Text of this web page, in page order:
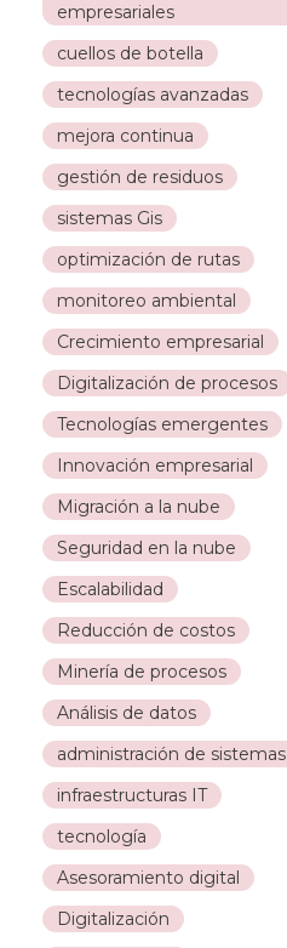
empresariales
cuellos de botella
tecnologías avanzadas
mejora continua
gestión de residuos
sistemas Gis
optimización de rutas
monitoreo ambiental
Crecimiento empresarial
Digitalización de procesos
Tecnologías emergentes
Innovación empresarial
Migración a la nube
Seguridad en la nube
Escalabilidad
Reducción de costos
Minería de procesos
Análisis de datos
administración de sistemas
infraestructuras IT
tecnología
Asesoramiento digital
Digitalización